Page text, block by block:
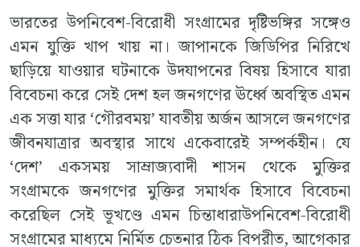
ভারতের উপনিবেশ-বিরোধী সংগ্রামের দৃষ্টিভঙ্গির সঙ্গেও
এমন যুক্তি খাপ খায় না। জাপানকে জিডিপির নিরিখে
ছাড়িয়ে যাওয়ার ঘটনাকে উদযাপনের বিষয় হিসাবে যারা
বিবেচনা করে সেই দেশ হল জনগণের ঊর্ধ্বে অবস্থিত এমন
এক সত্তা যার ‘গৌরবময়’ যাবতীয় অর্জন আসলে জনগণের
জীবনযাত্রার অবস্থার সাথে একেবারেই সম্পর্কহীন। যে
‘দেশ’ একসময় সাম্রাজ্যবাদী শাসন থেকে মুক্তির
সংগ্রামকে জনগণের মুক্তির সমার্থক হিসাবে বিবেচনা
করেছিল সেই ভূখণ্ডে এমন চিন্তাধারাউপনিবেশ-বিরোধী
সংগ্রামের মাধ্যমে নির্মিত চেতনার ঠিক বিপরীত, আগেকার